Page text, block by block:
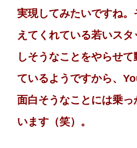
実現してみたいですね
えてくれている若いス
しそうなことをやらせ
ているようですから、
面白そうなことには乗
います（笑）。